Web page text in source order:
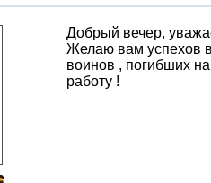
Добрый вечер,
Желаю вам успехов в
воинов , погибших
работу !